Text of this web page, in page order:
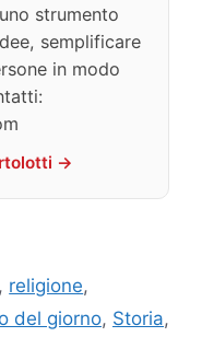
strumento
semplificare
in modo
→
, religione,
del giorno, Storia,